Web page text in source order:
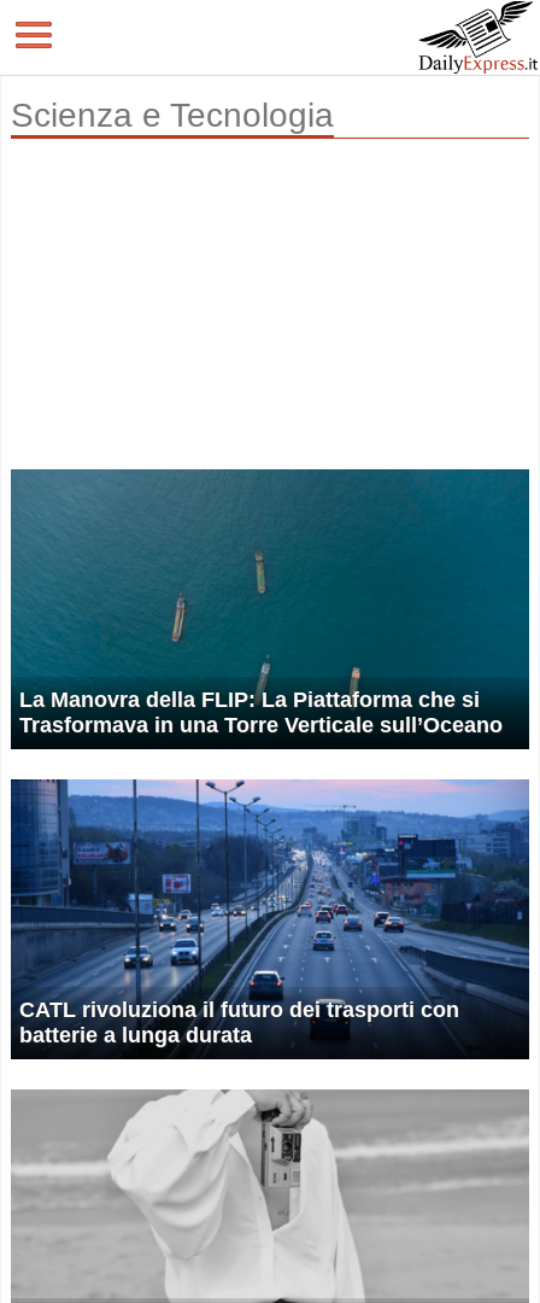
Scienza e Tecnologia
La Manovra della FLIP: La Piattaforma che si
Trasformava in una Torre Verticale sull’Oceano
CATL rivoluziona il futuro dei trasporti con
batterie a lunga durata